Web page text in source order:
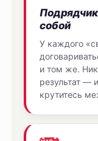
собой
У каждого
и том же.
результат —
крутитесь